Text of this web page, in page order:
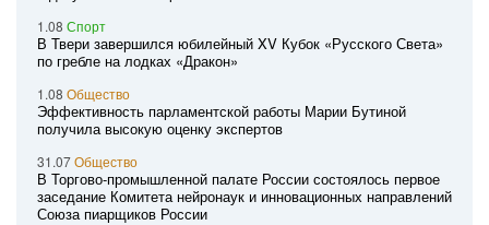
1.08 Спорт
В Твери завершился юбилейный XV Кубок «Русского Света»
по гребле на лодках «Дракон»
1.08 Общество
Эффективность парламентской работы Марии Бутиной
получила высокую оценку экспертов
31.07Общество
В Торгово-промышленной палате России состоялось первое
заседание Комитета нейронаук и инновационных направлений
Союза пиарщиков России